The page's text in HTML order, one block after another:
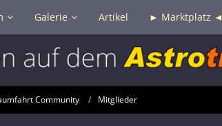
Galerie Artikel ► Marktplatz ◄
Community Mitglieder